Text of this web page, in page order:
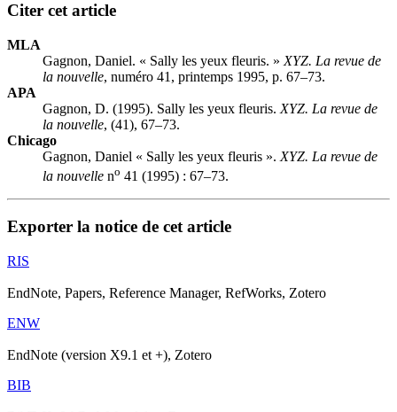
Citer cet article
MLA
Gagnon, Daniel. « Sally les yeux fleuris. » XYZ. La revue de
la nouvelle, numéro 41, printemps 1995, p. 67–73.
APA
Gagnon, D. (1995). Sally les yeux fleuris. XYZ. La revue de
la nouvelle, (41), 67–73.
Chicago
Gagnon, Daniel « Sally les yeux fleuris ». XYZ. La revue de
la nouvelle no 41 (1995) : 67–73.
Exporter la notice de cet article
RIS
EndNote, Papers, Reference Manager, RefWorks, Zotero
ENW
EndNote (version X9.1 et +), Zotero
BIB